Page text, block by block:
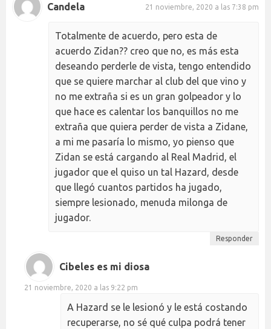
Candela 21 noviembre, 2020 a las 7:38 pm
Totalmente de acuerdo, pero esta de
acuerdo Zidan?? creo que no, es más esta
deseando perderle de vista, tengo entendido
que se quiere marchar al club del que vino y
no me extraña si es un gran golpeador y lo
que hace es calentar los banquillos no me
extraña que quiera perder de vista a Zidane,
a mi me pasaría lo mismo, yo pienso que
Zidan se está cargando al Real Madrid, el
jugador que el quiso un tal Hazard, desde
que llegó cuantos partidos ha jugado,
siempre lesionado, menuda milonga de
jugador.
Responder
Cibeles es mi diosa
21 noviembre, 2020 a las 9:22 pm
A Hazard se le lesionó y le está costando
recuperarse, no sé qué culpa podrá tener